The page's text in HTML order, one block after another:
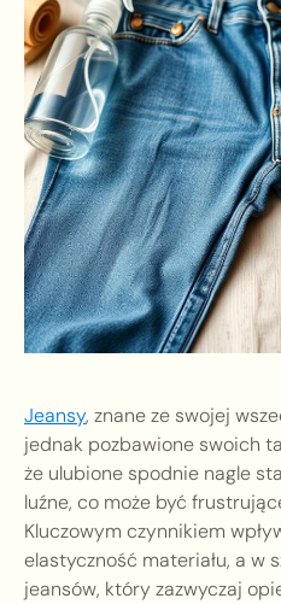
Jeansy, znane ze swojej
jednak pozbawione swoich
że ulubione spodnie nagle
luźne, co może być
Kluczowym czynnikiem
elastyczność materiału, a w
jeansów, który zazwyczaj